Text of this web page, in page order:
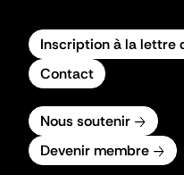
Inscription à la lettre
Contact
Nous soutenir
Devenir membre